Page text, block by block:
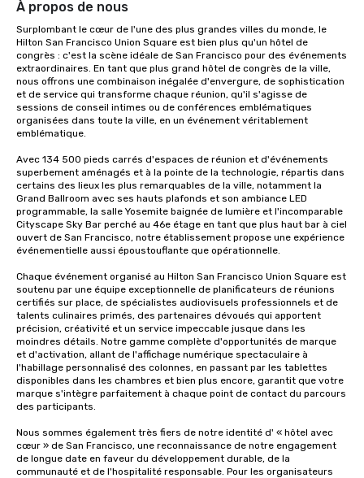
À propos de nous
Surplombant le cœur de l'une des plus grandes villes du monde, le
Hilton San Francisco Union Square est bien plus qu'un hôtel de
congrès : c'est la scène idéale de San Francisco pour des événements
extraordinaires. En tant que plus grand hôtel de congrès de la ville,
nous offrons une combinaison inégalée d'envergure, de sophistication
et de service qui transforme chaque réunion, qu'il s'agisse de
sessions de conseil intimes ou de conférences emblématiques
organisées dans toute la ville, en un événement véritablement
emblématique.
Avec 134 500 pieds carrés d'espaces de réunion et d'événements
superbement aménagés et à la pointe de la technologie, répartis dans
certains des lieux les plus remarquables de la ville, notamment la
Grand Ballroom avec ses hauts plafonds et son ambiance LED
programmable, la salle Yosemite baignée de lumière et l'incomparable
Cityscape Sky Bar perché au 46e étage en tant que plus haut bar à ciel
ouvert de San Francisco, notre établissement propose une expérience
événementielle aussi époustouflante que opérationnelle.
Chaque événement organisé au Hilton San Francisco Union Square est
soutenu par une équipe exceptionnelle de planificateurs de réunions
certifiés sur place, de spécialistes audiovisuels professionnels et de
talents culinaires primés, des partenaires dévoués qui apportent
précision, créativité et un service impeccable jusque dans les
moindres détails. Notre gamme complète d'opportunités de marque
et d'activation, allant de l'affichage numérique spectaculaire à
l'habillage personnalisé des colonnes, en passant par les tablettes
disponibles dans les chambres et bien plus encore, garantit que votre
marque s'intègre parfaitement à chaque point de contact du parcours
des participants.
Nous sommes également très fiers de notre identité d' « hôtel avec
cœur » de San Francisco, une reconnaissance de notre engagement
de longue date en faveur du développement durable, de la
communauté et de l'hospitalité responsable. Pour les organisateurs